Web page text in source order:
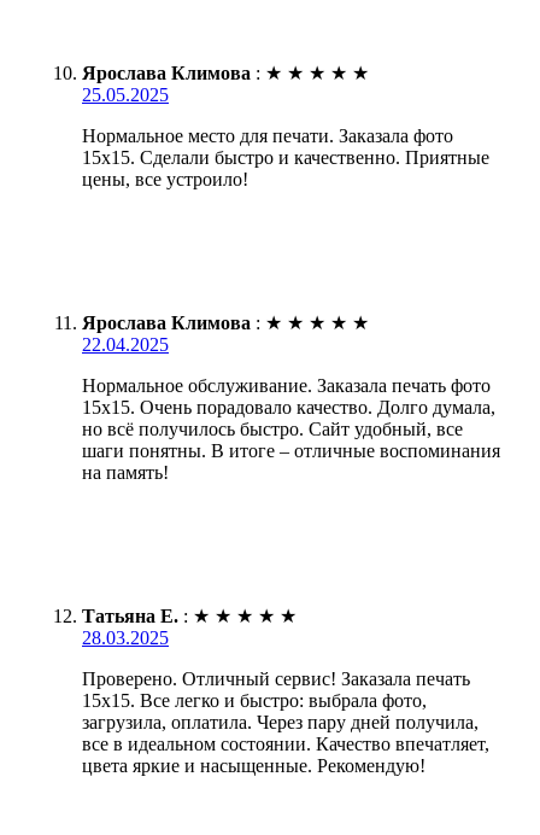
Ярослава Климова : ★ ★ ★ ★ ★
25.05.2025
Нормальное место для печати. Заказала фото
15х15. Сделали быстро и качественно. Приятные
цены, все устроило!
Ярослава Климова : ★ ★ ★ ★ ★
22.04.2025
Нормальное обслуживание. Заказала печать фото
15х15. Очень порадовало качество. Долго думала,
но всё получилось быстро. Сайт удобный, все
шаги понятны. В итоге – отличные воспоминания
на память!
Татьяна Е. : ★ ★ ★ ★ ★
28.03.2025
Проверено. Отличный сервис! Заказала печать
15х15. Все легко и быстро: выбрала фото,
загрузила, оплатила. Через пару дней получила,
все в идеальном состоянии. Качество впечатляет,
цвета яркие и насыщенные. Рекомендую!